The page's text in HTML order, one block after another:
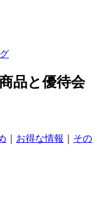
品と優待会
お得な情報
その